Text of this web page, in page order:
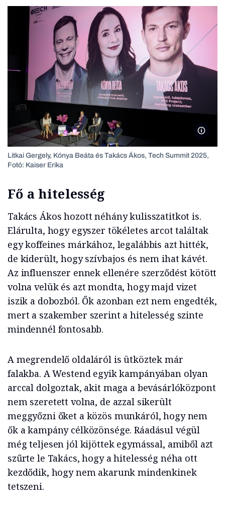
Litkai Gergely, Kónya Beáta és Takács Ákos, Tech Summit 2025,
Fotó: Kaiser Erika
Fő a hitelesség
Takács Ákos hozott néhány kulisszatitkot is.
Elárulta, hogy egyszer tökéletes arcot találtak
egy koffeines márkához, legalábbis azt hitték,
de kiderült, hogy szívbajos és nem ihat kávét.
Az influenszer ennek ellenére szerződést kötött
volna velük és azt mondta, hogy majd vizet
iszik a dobozból. Ők azonban ezt nem engedték,
mert a szakember szerint a hitelesség szinte
mindennél fontosabb.
A megrendelő oldaláról is ütköztek már
falakba. A Westend egyik kampányában olyan
arccal dolgoztak, akit maga a bevásárlóközpont
nem szeretett volna, de azzal sikerült
meggyőzni őket a közös munkáról, hogy nem
ők a kampány célközönsége. Ráadásul végül
még teljesen jól kijöttek egymással, amiből azt
szűrte le Takács, hogy a hitelesség néha ott
kezdődik, hogy nem akarunk mindenkinek
tetszeni.